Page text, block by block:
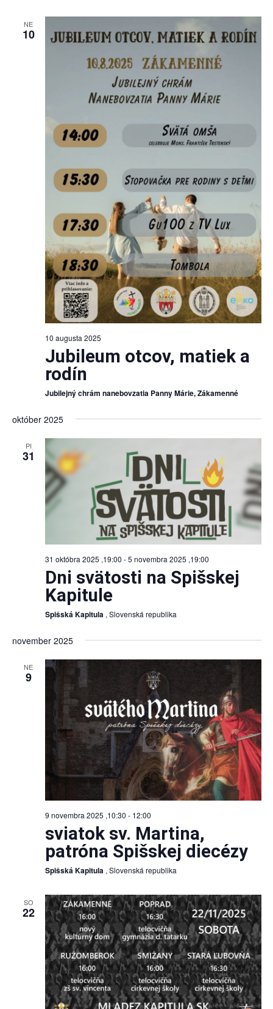
NE
10
10 augusta 2025
Jubileum otcov, matiek a
rodín
Jubilejný chrám nanebovzatia Panny Márie, Zákamenné
október 2025
PI
31
31 októbra 2025 ,19:00 -5 novembra 2025 ,19:00
Dni svätosti na Spišskej
Kapitule
Spišská Kapitula , Slovenská republika
november 2025
NE
9
9 novembra 2025 ,10:30 - 12:00
sviatok sv. Martina,
patróna Spišskej diecézy
Spišská Kapitula , Slovenská republika
SO
22